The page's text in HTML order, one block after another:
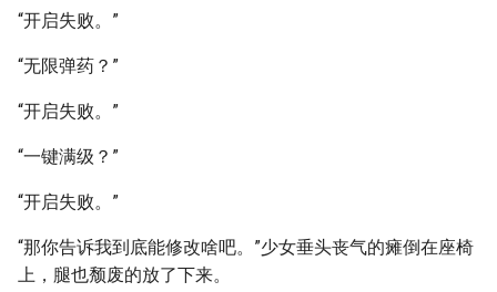
“开启失败。”
“无限弹药？”
“开启失败。”
“一键满级？”
“开启失败。”
“那你告诉我到底能修改啥吧。”少女垂头丧气的瘫倒在座椅
上，腿也颓废的放了下来。